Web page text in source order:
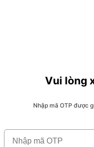
Vui lòng
Nhập mã OTP được